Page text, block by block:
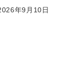
年9月10日